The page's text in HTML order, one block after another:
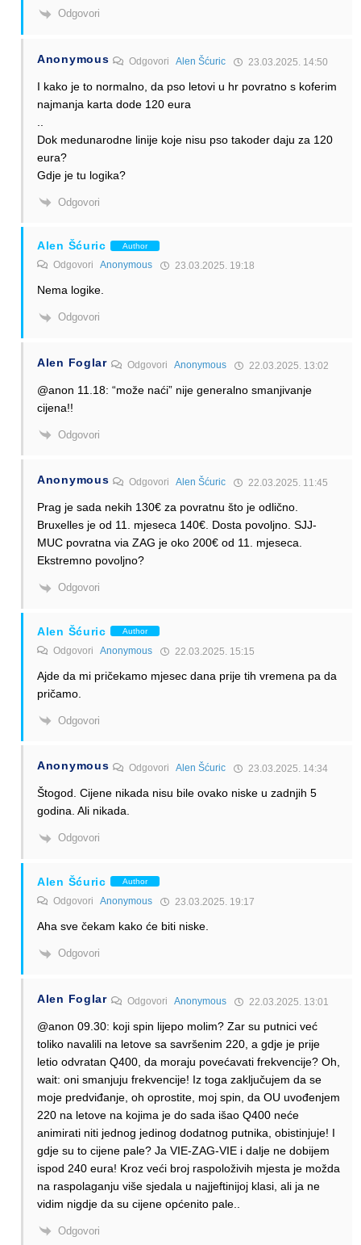
Odgovori
Anonymous OdgovoriAlen Šćuric 23.03.2025. 14:50
I kako je to normalno, da pso letovi u hr povratno s koferim
najmanja karta dode 120 eura
Dok medunarodne linije koje nisu pso takoder daju za 120
eura?
Gdje je tu logika?
Odgovori
Alen Šćuric Author
Odgovori Anonymous 23.03.2025. 19:18
Nema logike.
Odgovori
Alen Foglar Odgovori Anonymous 22.03.2025. 13:02
@anon 11.18: “može naći” nije generalno smanjivanje
cijena!!
Odgovori
Anonymous OdgovoriAlen Šćuric 22.03.2025. 11:45
Prag je sada nekih 130€ za povratnu što je odlično.
Bruxelles je od 11. mjeseca 140€. Dosta povoljno. SJJ-
MUC povratna via ZAG je oko 200€ od 11. mjeseca.
Ekstremno povoljno?
Odgovori
Alen Šćuric Author
Odgovori Anonymous 22.03.2025. 15:15
Ajde da mi pričekamo mjesec dana prije tih vremena pa da
pričamo.
Odgovori
Anonymous OdgovoriAlen Šćuric 23.03.2025. 14:34
Štogod. Cijene nikada nisu bile ovako niske u zadnjih 5
godina. Ali nikada.
Odgovori
Alen Šćuric Author
Odgovori Anonymous 23.03.2025. 19:17
Aha sve čekam kako će biti niske.
Odgovori
Alen Foglar Odgovori Anonymous 22.03.2025. 13:01
@anon 09.30: koji spin lijepo molim? Zar su putnici već
toliko navalili na letove sa savršenim 220, a gdje je prije
letio odvratan Q400, da moraju povećavati frekvencije? Oh,
wait: oni smanjuju frekvencije! Iz toga zaključujem da se
moje predviđanje, oh oprostite, moj spin, da OU uvođenjem
220 na letove na kojima je do sada išao Q400 neće
animirati niti jednog jedinog dodatnog putnika, obistinjuje! I
gdje su to cijene pale? Ja VIE-ZAG-VIE i dalje ne dobijem
ispod 240 eura! Kroz veći broj raspoloživih mjesta je možda
na raspolaganju više sjedala u najjeftinijoj klasi, ali ja ne
vidim nigdje da su cijene općenito pale..
Odgovori